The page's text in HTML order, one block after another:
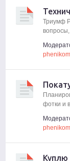
Триумф
фотки и